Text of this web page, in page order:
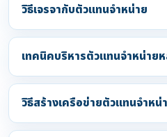
วิธีเจรจากับตัวแทนจำหน่าย
เทคนิคบริหารตัวแทนจำหน่าย
วิธีสร้างเครือข่ายตัวแทนจำหน่